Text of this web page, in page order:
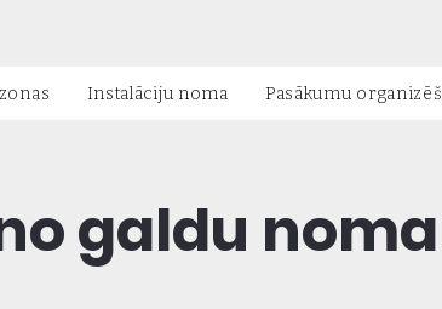
Instalāciju noma Pasākumu
galdu noma